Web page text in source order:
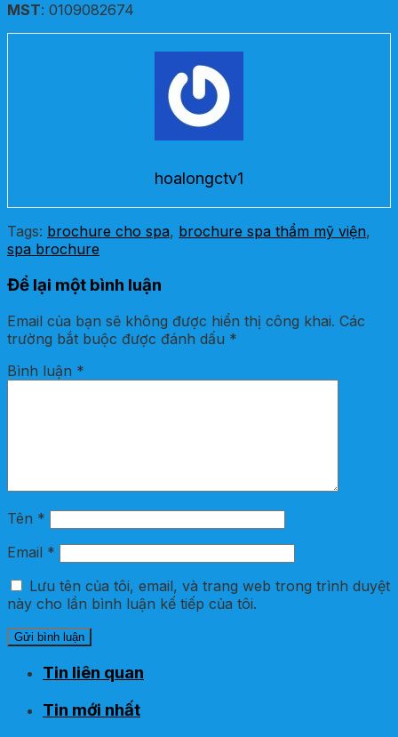
MST: 0109082674
hoalongctv1
Tags: brochure cho spa, brochure spa thẩm mỹ viện,
spa brochure
Để lại một bình luận
Email của bạn sẽ không được hiển thị công khai. Các
trường bắt buộc được đánh dấu *
Bình luận *
Tên *
Email *
Lưu tên của tôi, email, và trang web trong trình duyệt
này cho lần bình luận kế tiếp của tôi.
Tin liên quan
Tin mới nhất